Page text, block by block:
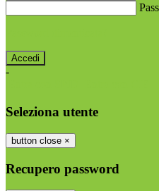
-
Seleziona utente
button close ×
Recupero password